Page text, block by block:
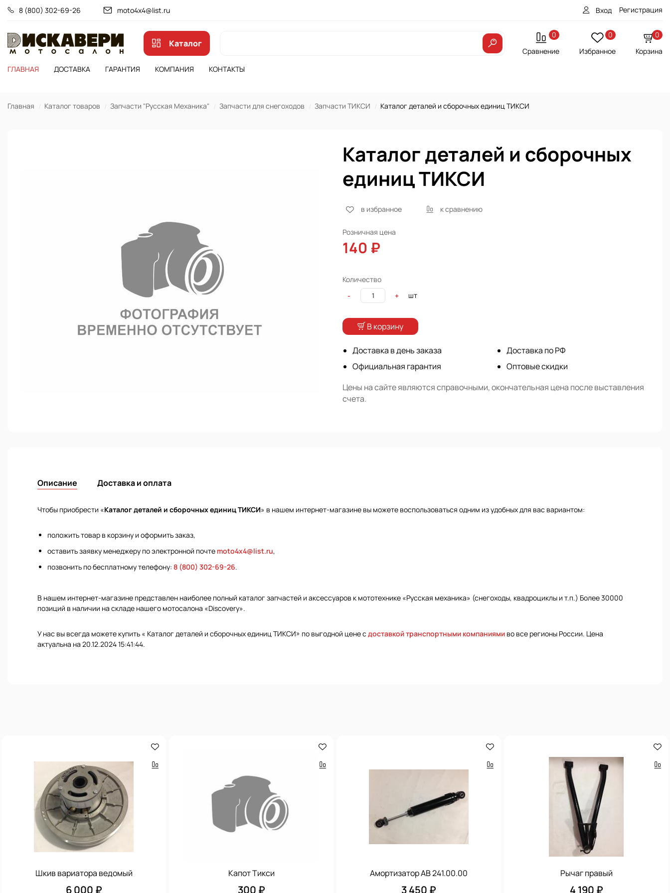
8 (800) 302-69-26 moto4x4@list.ru Вход Регистрация
Каталог
0
Сравнение
0
Избранное
0
Корзина
ГЛАВНАЯ
ДОСТАВКА ГАРАНТИЯ КОМПАНИЯ КОНТАКТЫ
Главная Каталог товаров Запчасти "Русская Механика" Запчасти для снегоходов Запчасти ТИКСИ Каталог деталей и сборочных единиц ТИКСИ
Каталог деталей и сборочных
единиц ТИКСИ
в избранное к сравнению
Розничная цена
140 ₽
Количество
-
+ шт
В корзину
Доставка в день заказа
Официальная гарантия
Доставка по РФ
Оптовые скидки
Цены на сайте являются справочными, окончательная цена после выставления
счета.
Описание Доставка и оплата
Чтобы приобрести «Каталог деталей и сборочных единиц ТИКСИ» в нашем интернет-магазине вы можете воспользоваться одним из удобных для вас вариантом:
положить товар в корзину и оформить заказ,
оставить заявку менеджеру по электронной почте moto4x4@list.ru,
позвонить по бесплатному телефону: 8 (800) 302-69-26.
В нашем интернет-магазине представлен наиболее полный каталог запчастей и аксессуаров к мототехнике «Русская механика» (снегоходы, квадроциклы и т.п.) Более 30000
позиций в наличии на складе нашего мотосалона «Discovery».
У нас вы всегда можете купить « Каталог деталей и сборочных единиц ТИКСИ» по выгодной цене с доставкой транспортными компаниями во все регионы России. Цена
актуальна на 20.12.2024 15:41:44.
Шкив вариатора ведомый
6 000 ₽
Капот Тикси
300 ₽
Амортизатор АВ 241.00.00
3 450 ₽
Рычаг правый
4 190 ₽